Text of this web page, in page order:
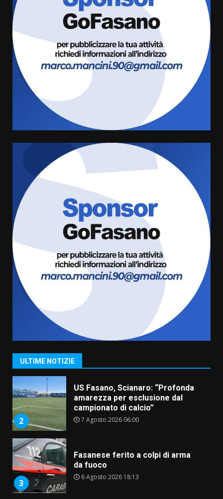
ULTIME NOTIZIE
Fasanese ferito a colpi di arma
da fuoco
6 Agosto 2026 18:13
Carta d’identità: continua il piano
di aperture straordinarie del
Comune di Fasano
cittadina di Fratelli d’Italia,
pronta a tornare in Consiglio
comunale
6 Agosto 2026 08:00
Cura dei beni comuni e
cittadinanza attiva: online
l’avviso per la gestione
condivisa della Villetta di
Laureto
La magia del Minareto e la prima
assoluta de “L’Albergo
Belvedere. Il rapimento”
6 Agosto 2026 06:15
1
“I Contestatori: Musica di
Rivoluzione”: nuovo
appuntamento con “Fasano in
2
US Fasano, Scianaro: “Profonda
amarezza per esclusione dal
campionato di calcio”
7 Agosto 2026 06:00
3
Fasanese ferito a colpi di arma
da fuoco
6 Agosto 2026 18:13